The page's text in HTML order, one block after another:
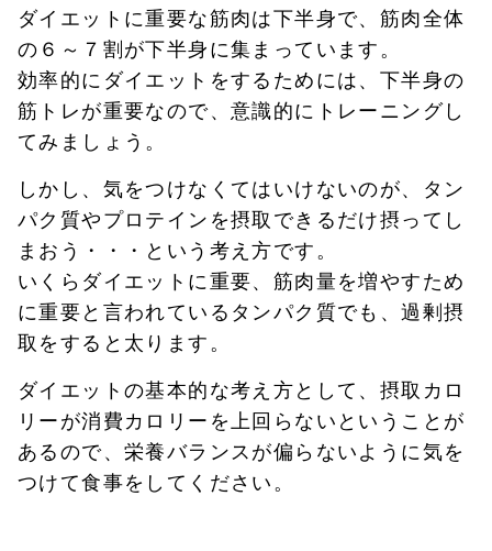
ダイエットに重要な筋肉は下半身で、筋肉全体
の６～７割が下半身に集まっています。
効率的にダイエットをするためには、下半身の
筋トレが重要なので、意識的にトレーニングし
てみましょう。
しかし、気をつけなくてはいけないのが、タン
パク質やプロテインを摂取できるだけ摂ってし
まおう・・・という考え方です。
いくらダイエットに重要、筋肉量を増やすため
に重要と言われているタンパク質でも、過剰摂
取をすると太ります。
ダイエットの基本的な考え方として、摂取カロ
リーが消費カロリーを上回らないということが
あるので、栄養バランスが偏らないように気を
つけて食事をしてください。